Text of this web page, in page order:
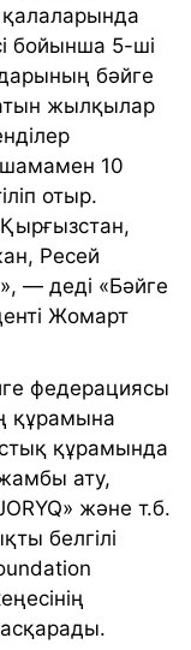
бойынша 5-ші
бәйге
жылқылар
10
отыр.
Ресей
— деді «Бәйге
Жомарт
федерациясы
құрамына
құрамында
ату,
және т.б.
белгілі